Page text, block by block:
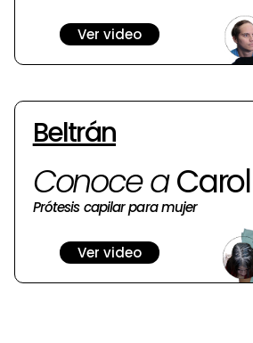
Ver video
Beltrán
Conoce aCarol
Prótesis capilar para mujer
Ver video